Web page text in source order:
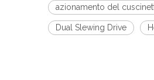
azionamento del
Dual Slewing Drive